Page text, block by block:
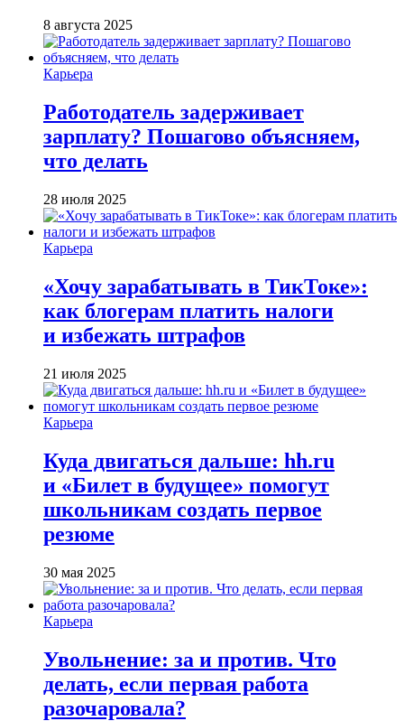
8 августа 2025
Карьера
Работодатель задерживает
зарплату? Пошагово объясняем,
что делать
28 июля 2025
Карьера
«Хочу зарабатывать в ТикТоке»:
как блогерам платить налоги
и избежать штрафов
21 июля 2025
Карьера
Куда двигаться дальше: hh.ru
и «Билет в будущее» помогут
школьникам создать первое
резюме
30 мая 2025
Карьера
Увольнение: за и против. Что
делать, если первая работа
разочаровала?